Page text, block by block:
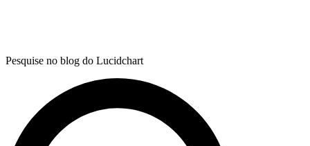
Pesquise no blog do Lucidchart